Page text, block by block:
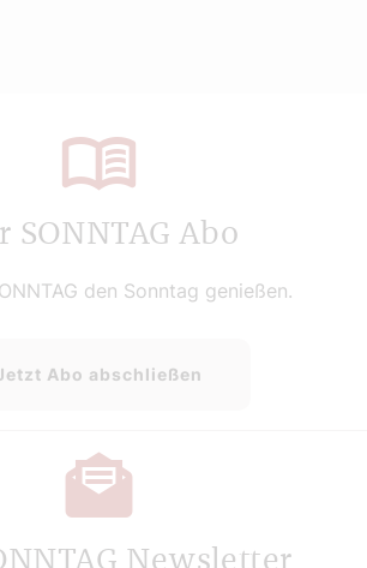
SONNTAG Abo
den Sonntag genießen.
Abo abschließen
Newsletter